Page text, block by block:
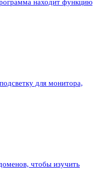
находит функцию
для монитора,
чтобы изучить